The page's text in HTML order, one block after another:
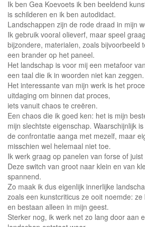
Ik ben Gea Koevoets ik ben beeldend
is schilderen en ik ben autodidact.
Landschappen zijn de rode draad in mijn
Ik gebruik vooral olieverf, maar speel
bijzondere, materialen, zoals bijvoorbeeld
een brander op het paneel.
Het landschap is voor mij een metafoor
een taal die ik in woorden niet kan zeggen.
Het interessante van mijn werk is het
uitdaging om binnen dat proces,
iets vanuit chaos te creëren.
Een chaos die ik goed ken: het is mijn
mijn slechtste eigenschap. Waarschijnlijk
de confrontatie aanga met mezelf, maar
misschien wel helemaal niet toe.
Ik werk graag op panelen van forse of
Deze switch van groot naar klein en van
spannend.
Zo maak ik dus eigenlijk innerlijke
zoals een kunstcriticus ze ooit noemde:
en bestaan alleen in mijn geest.
Sterker nog, ik werk net zo lang door aan